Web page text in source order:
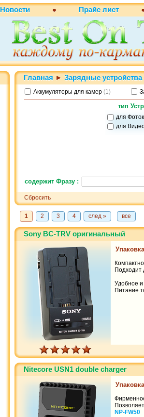
Новости ● Прайс лист
Главная ► Зарядные устройства
Аккумуляторы для камер (1)
тип
для
для
содержит Фразу :
Сбросить
1 2 3 4 след » все
Sony BC-TRV оригинальный
Подходит
Удобное и
Питание
Nitecore USN1 double charger
NP-FW50